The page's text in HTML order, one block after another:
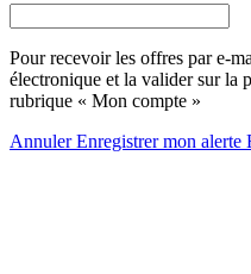
Pour recevoir les offres par e-
électronique et la valider sur la
rubrique « Mon compte »
AnnulerEnregistrer mon alerte